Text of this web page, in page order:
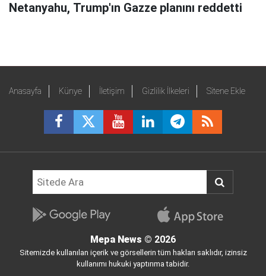
Netanyahu, Trump'ın Gazze planını reddetti
Anasayfa Künye İletişim Gizlilik İlkeleri Sitene Ekle
Mepa News © 2026
Sitemizde kullanılan içerik ve görsellerin tüm hakları saklıdır, izinsiz
kullanımı hukuki yaptırıma tabidir.